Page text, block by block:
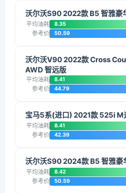
沃尔沃S90 2022款 B5 智雅豪
平均油耗 8.35
参考价 50.59
沃尔沃V90 2022款 Cross
AWD 智远版
平均油耗 8.41
参考价 44.79
宝马5系(进口) 2021款 525i M
平均油耗 8.41
参考价 42.39
沃尔沃S90 2024款 B5 智雅豪
平均油耗 8.42
参考价 50.59